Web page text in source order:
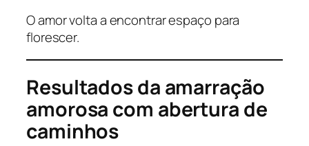
O amor volta a encontrar espaço para
florescer.
Resultados da amarração
amorosa com abertura de
caminhos